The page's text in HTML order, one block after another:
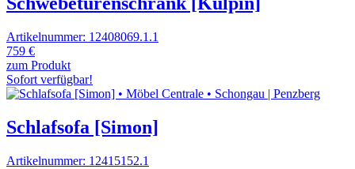
Artikelnummer: 12408069.1.1
759 €
zum Produkt
Sofort verfügbar!
Schlafsofa [Simon]
Artikelnummer: 12415152.1